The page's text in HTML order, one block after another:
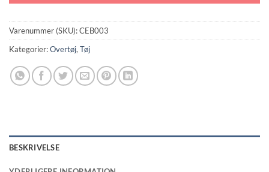
Varenummer (SKU):CEB003
Kategorier:Overtøj, Tøj
BESKRIVELSE